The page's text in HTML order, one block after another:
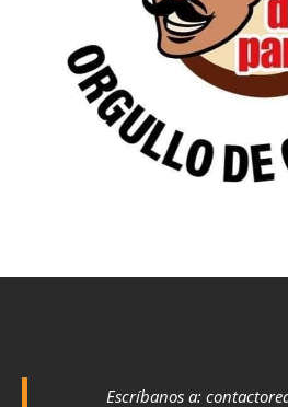
Escríbanos a: